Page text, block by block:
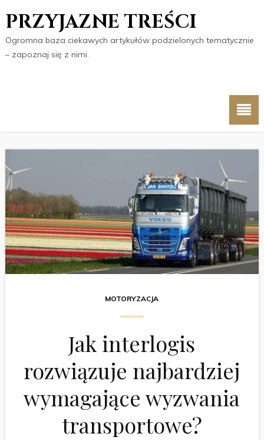
PRZYJAZNE TREŚCI
Ogromna baza ciekawych artykułów podzielonych tematycznie
– zapoznaj się z nimi.
MOTORYZACJA
Jak interlogis
rozwiązuje najbardziej
wymagające wyzwania
transportowe?